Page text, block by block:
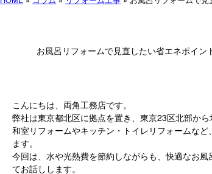
お風呂リフォームで見直したい省エネポイン
こんにちは、両角工務店です。
弊社は東京都北区に拠点を置き、東京23区北部か
和室リフォームやキッチン・トイレリフォームな
ます。
今回は、水や光熱費を節約しながらも、快適なお
てお話しします。